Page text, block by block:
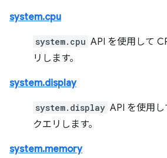
system.cpu
system.cpu API を使用して
リします。
system.display
system.display API を使用
クエリします。
system.memory